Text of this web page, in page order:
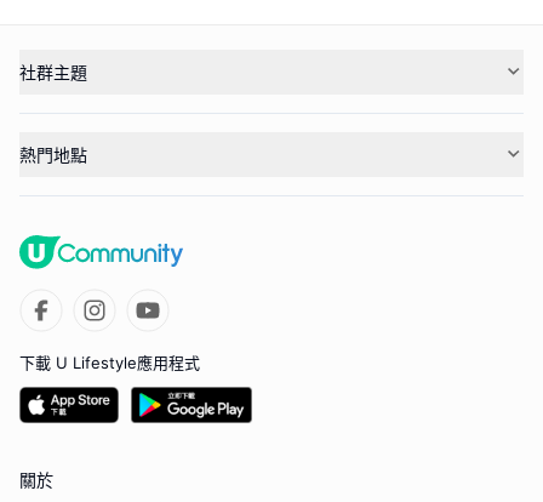
社群主題
熱門地點
下載 U Lifestyle應用程式
關於